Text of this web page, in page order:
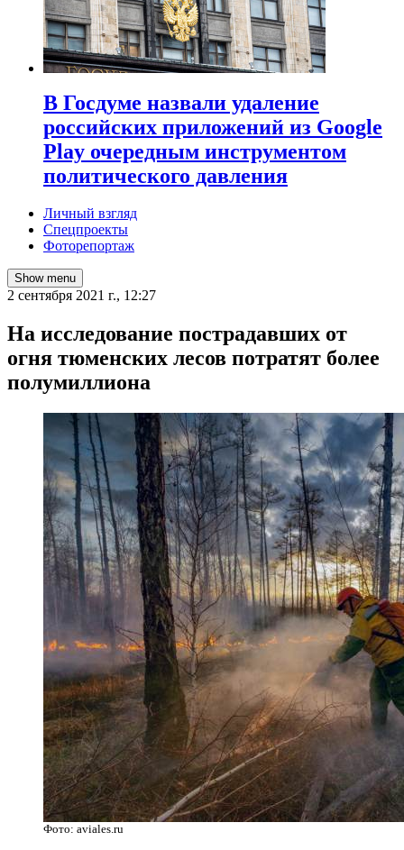
В Госдуме назвали удаление
российских приложений из Google
Play очередным инструментом
политического давления
Личный взгляд
Спецпроекты
Фоторепортаж
Show menu
2 сентября 2021 г., 12:27
​На исследование пострадавших от
огня тюменских лесов потратят более
полумиллиона
Фото: aviales.ru